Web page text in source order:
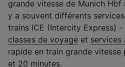
grande vitesse de Munich Hbf
y a souvent différents
trains ICE (Intercity Express)
classes de voyage et services
rapide en train grande vitesse
et 20 minutes.